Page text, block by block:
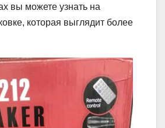
вы можете узнать на
которая выглядит более